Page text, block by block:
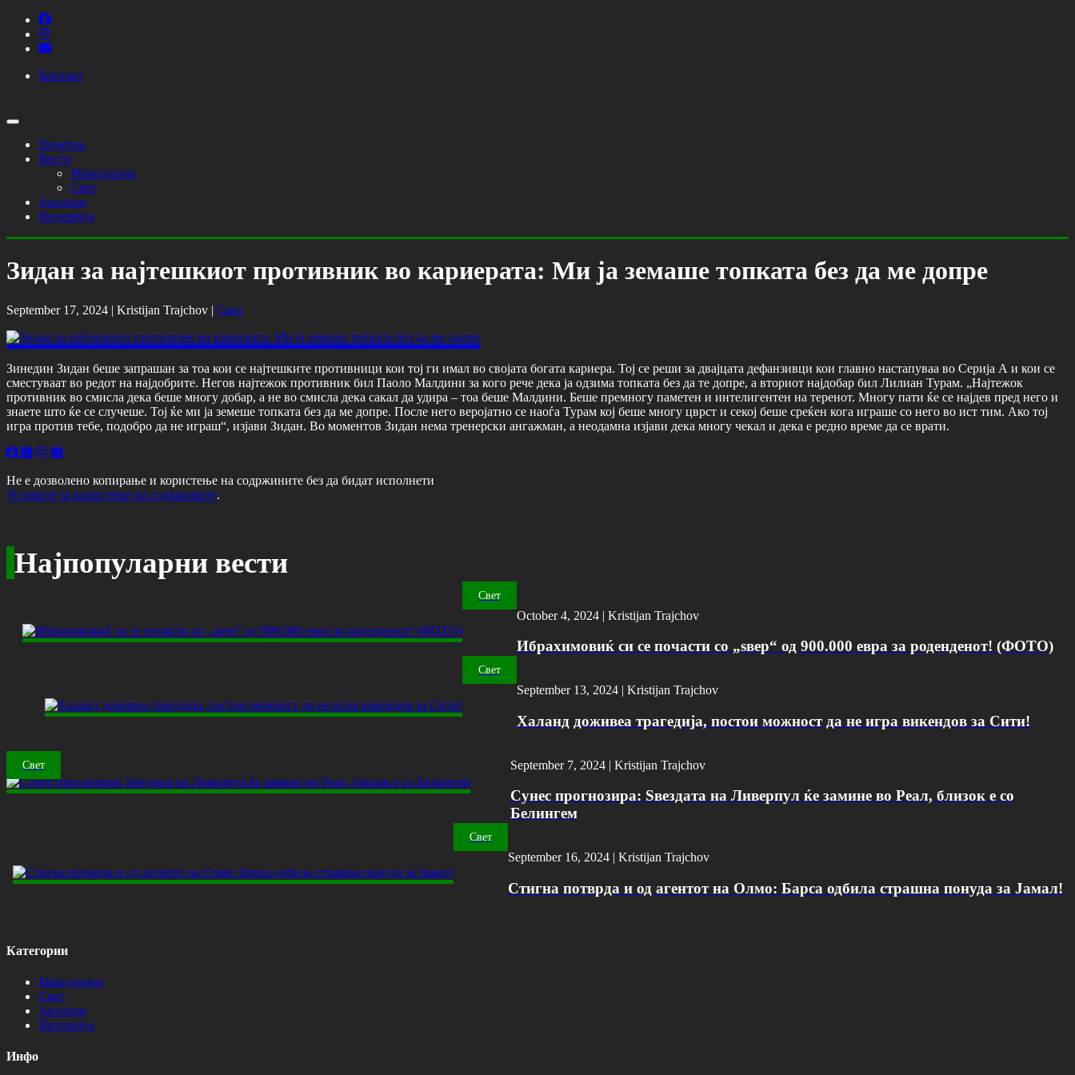
Контакт
Почетна
Вести
Македонија
Свет
Анализи
Интервјуа
Зидан за најтешкиот противник во кариерата: Ми ја земаше топката без да ме допре
September 17, 2024 | Kristijan Trajchov | Свет
Зинедин Зидан беше запрашан за тоа кои се најтешките противници кои тој ги имал во својата богата кариера. Тој се реши за двајцата дефанзивци кои главно настапуваа во Серија А и кои се
сместуваат во редот на најдобрите. Негов најтежок противник бил Паоло Малдини за кого рече дека ја одзима топката без да те допре, а вториот најдобар бил Лилиан Турам. „Најтежок
противник во смисла дека беше многу добар, а не во смисла дека сакал да удира – тоа беше Малдини. Беше премногу паметен и интелигентен на теренот. Многу пати ќе се најдев пред него и
знаете што ќе се случеше. Тој ќе ми ја земеше топката без да ме допре. После него веројатно се наоѓа Турам кој беше многу цврст и секој беше среќен кога играше со него во ист тим. Ако тој
игра против тебе, подобро да не играш“, изјави Зидан. Во моментов Зидан нема тренерски ангажман, а неодамна изјави дека многу чекал и дека е редно време да се врати.
Не е дозволено копирање и користење на содржините без да бидат исполнети
Условите за користење на содржините.
Најпопуларни вести
Свет
October 4, 2024 | Kristijan Trajchov
Ибрахимовиќ си се почасти со „ѕвер“ од 900.000 евра за роденденот! (ФОТО)
Свет
September 13, 2024 | Kristijan Trajchov
Халанд доживеа трагедија, постои можност да не игра викендов за Сити!
Свет September 7, 2024 | Kristijan Trajchov
Сунес прогнозира: Ѕвездата на Ливерпул ќе замине во Реал, близок е со
Белингем
Свет
September 16, 2024 | Kristijan Trajchov
Стигна потврда и од агентот на Олмо: Барса одбила страшна понуда за Јамал!
Категории
Македонија
Свет
Анализи
Интервјуа
Инфо